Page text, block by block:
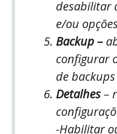
desabilitar
e/ou
Backup –
configurar
de
Detalhes–
-Habilitar